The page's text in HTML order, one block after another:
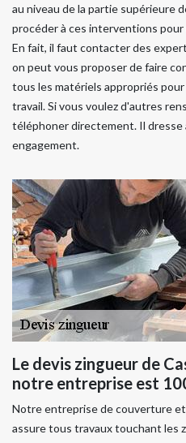
au niveau de la partie supérieure
procéder à ces interventions
En fait, il faut contacter des
on peut vous proposer de faire
tous les matériels appropriés
travail. Si vous voulez d'autres
téléphoner directement. Il dresse
engagement.
Le devis zingueur de
notre entreprise est
Notre entreprise de couverture
assure tous travaux touchant les